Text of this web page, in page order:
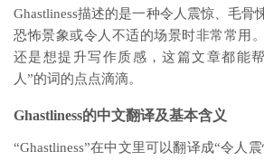
Ghastliness描述的是一种令人震惊、毛骨
恐怖景象或令人不适的场景时非常常用
还是想提升写作质感，这篇文章都能
人”的词的点点滴滴。
Ghastliness的中文翻译及基本含义
“Ghastliness”在中文里可以翻译成“令人